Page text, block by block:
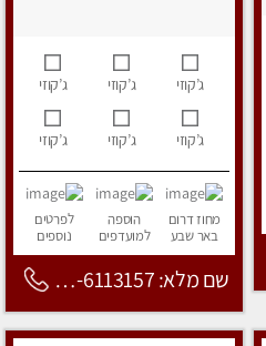
ג’קוזי ג’קוזי ג’קוזי
ג’קוזי ג’קוזי ג’קוזי
מחוז דרום
באר שבע
הוספה
למועדפים
לפרטים
נוספים
שם מלא: 053-6113157